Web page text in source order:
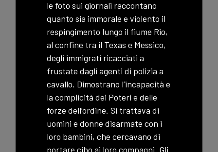
le foto sui giornali raccontano
quanto sia immorale e violento il
respingimento lungo il fiume Rio,
al confine tra il Texas e Messico,
degli immigrati ricacciati a
frustate dagli agenti di polizia a
cavallo. Dimostrano l’incapacità e
la complicità dei Poteri e delle
forze dell’ordine. Si trattava di
uomini e donne disarmate con i
loro bambini, che cercavano di
portare cibo ai loro compagni. Gli